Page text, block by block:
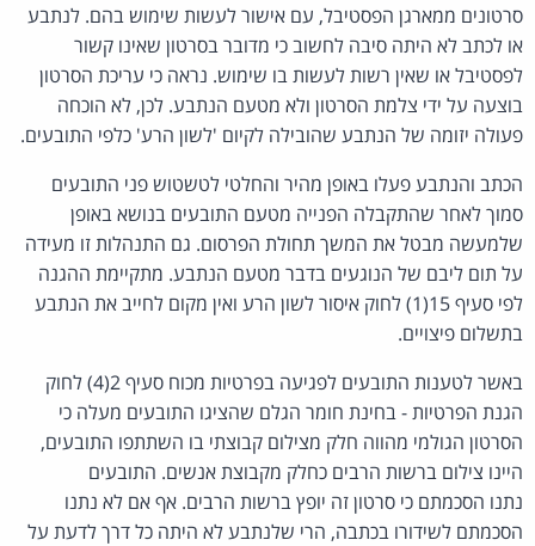
סרטונים ממארגן הפסטיבל, עם אישור לעשות שימוש בהם. לנתבע
או לכתב לא היתה סיבה לחשוב כי מדובר בסרטון שאינו קשור
לפסטיבל או שאין רשות לעשות בו שימוש. נראה כי עריכת הסרטון
בוצעה על ידי צלמת הסרטון ולא מטעם הנתבע. לכן, לא הוכחה
פעולה יזומה של הנתבע שהובילה לקיום 'לשון הרע' כלפי התובעים.
הכתב והנתבע פעלו באופן מהיר והחלטי לטשטוש פני התובעים
סמוך לאחר שהתקבלה הפנייה מטעם התובעים בנושא באופן
שלמעשה מבטל את המשך תחולת הפרסום. גם התנהלות זו מעידה
על תום ליבם של הנוגעים בדבר מטעם הנתבע. מתקיימת ההגנה
לפי סעיף 15(1) לחוק איסור לשון הרע ואין מקום לחייב את הנתבע
בתשלום פיצויים.
באשר לטענות התובעים לפגיעה בפרטיות מכוח סעיף 2(4) לחוק
הגנת הפרטיות - בחינת חומר הגלם שהציגו התובעים מעלה כי
הסרטון הגולמי מהווה חלק מצילום קבוצתי בו השתתפו התובעים,
היינו צילום ברשות הרבים כחלק מקבוצת אנשים. התובעים
נתנו הסכמתם כי סרטון זה יופץ ברשות הרבים. אף אם לא נתנו
הסכמתם לשידורו בכתבה, הרי שלנתבע לא היתה כל דרך לדעת על